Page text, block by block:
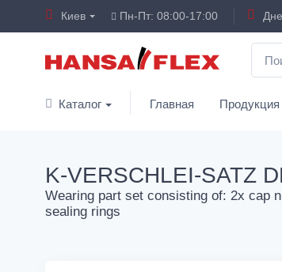
Киев Пн-Пт: 08:00-17:00
Каталог Главная Продукция
K-VERSCHLEI-SATZ
Wearing part set consisting of: 2x cap
sealing rings